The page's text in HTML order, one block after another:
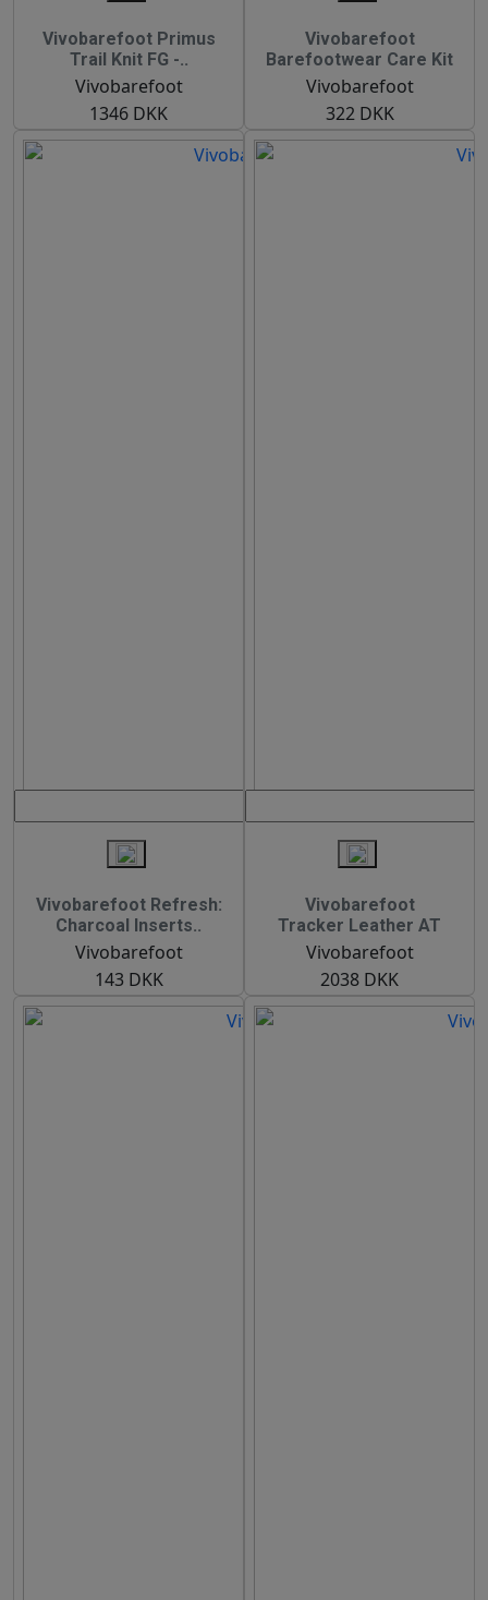
Vivobarefoot Primus
Trail Knit FG -..
Vivobarefoot
1346 DKK
Vivobarefoot
Barefootwear Care Kit
Vivobarefoot
322 DKK
Vivobarefoot Refresh:
Charcoal Inserts..
Vivobarefoot
143 DKK
Vivobarefoot
Tracker Leather AT
Vivobarefoot
2038 DKK